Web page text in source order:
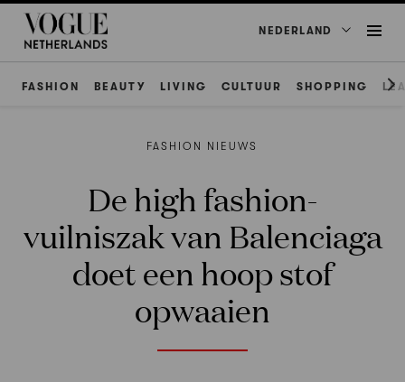
NEDERLAND
FASHION BEAUTY LIVING CULTUUR SHOPPING
FASHION NIEUWS
De high fashion-
vuilniszak van Balenciaga
doet een hoop stof
opwaaien